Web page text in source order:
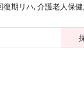
期リハ, 介護老人保